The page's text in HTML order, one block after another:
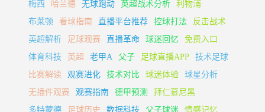
梅西
哈兰德 无球跑动 英超战术分析
利物浦
布莱顿
看球指南 直播平台推荐 控球打法
反击战术
英超解析
足球观赛 直播革命 球迷回忆
免费入口
体育科技
英超 老甲A 父子 足球直播APP
技术足球
比赛解读
观赛进化 技术对比 球迷体验
球星分析
无插件观赛
观赛指南 德甲预测
拜仁慕尼黑
多特蒙德
足球历史 数据科技 父子球迷
情感记忆